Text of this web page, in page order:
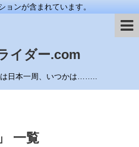
ョンが含まれています。
イダー.com
は日本一周、いつかは……..
一覧